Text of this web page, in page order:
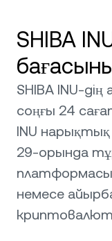
SHIBA
SHIBA INU-
соңғы 24
INU
29-орында
немесе